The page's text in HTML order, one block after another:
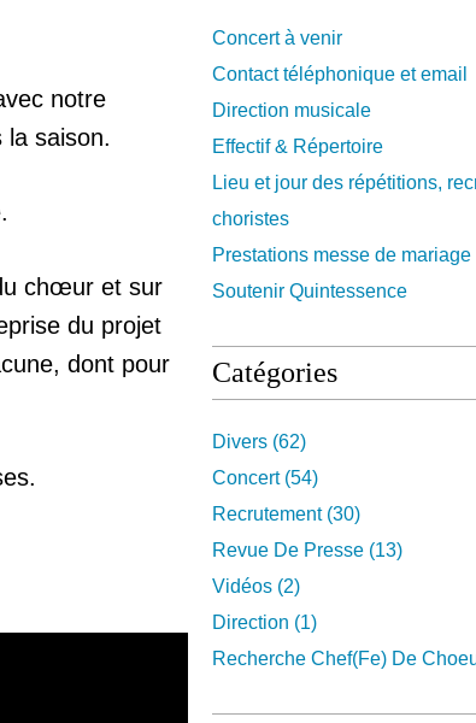
notre
saison.
chœur et sur
du projet
dont pour
Concert à venir
Contact téléphonique et email
Direction musicale
Effectif & Répertoire
Lieu et jour des répétitions,
choristes
Prestations messe de mariage
Soutenir Quintessence
Catégories
Divers (62)
Concert(54)
Recrutement(30)
Revue De Presse (13)
Vidéos (2)
Direction (1)
Recherche Chef(fe) De